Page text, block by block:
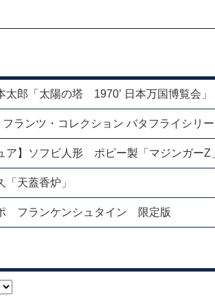
太郎「太陽の塔 1970’ 日本万国博覧会」
フランツ・コレクション バタフライシリ
ア】ソフビ人形 ポピー製「マジンガーZ
「天蓋香炉」
ポ フランケンシュタイン 限定版